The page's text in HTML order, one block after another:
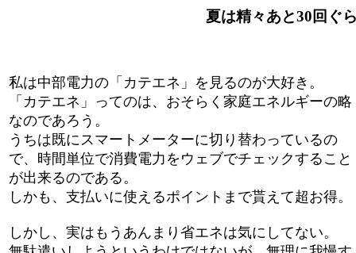
夏は精々あと30回ぐ
私は中部電力の「カテエネ」を見るのが大好き。
「カテエネ」ってのは、おそらく家庭エネルギーの略
なのであろう。
うちは既にスマートメーターに切り替わっているの
で、時間単位で消費電力をウェブでチェックすること
が出来るのである。
しかも、支払いに使えるポイントまで貰えて超お得。
しかし、実はもうあんまり省エネは気にしてない。